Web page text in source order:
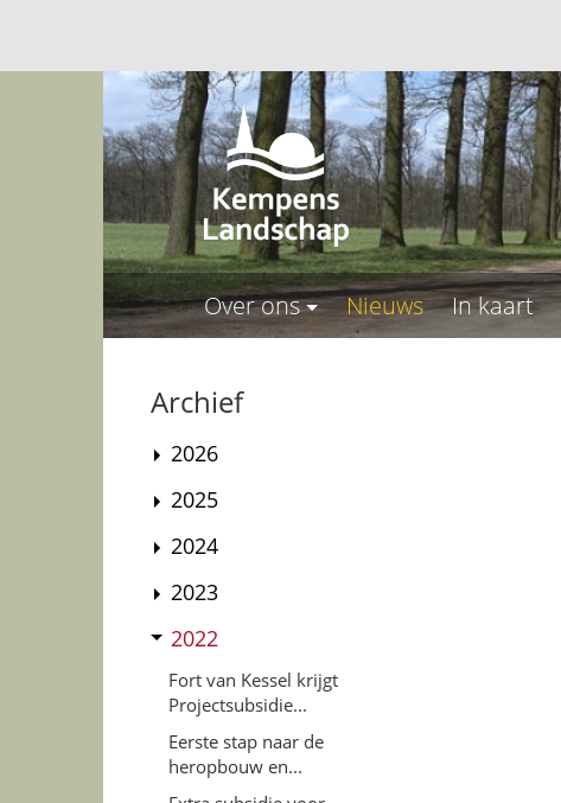
Over ons Nieuws In kaart
Archief
2026
2025
2024
2023
2022
Fort van Kessel krijgt
Projectsubsidie...
Eerste stap naar de
heropbouw en...